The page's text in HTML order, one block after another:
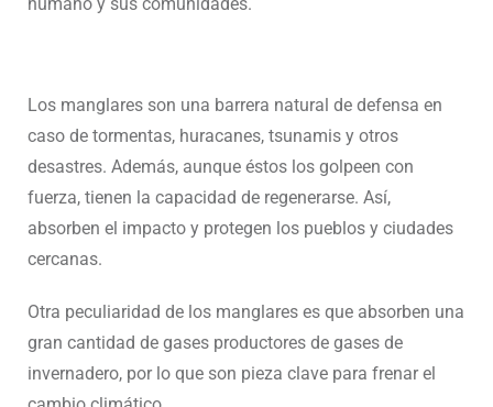
Los manglares son una barrera natural de defensa en
caso de tormentas, huracanes, tsunamis y otros
desastres. Además, aunque éstos los golpeen con
fuerza, tienen la capacidad de regenerarse. Así,
absorben el impacto y protegen los pueblos y ciudades
cercanas.
Otra peculiaridad de los manglares es que absorben una
gran cantidad de gases productores de gases de
invernadero, por lo que son pieza clave para frenar el